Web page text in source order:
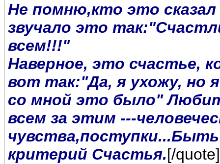
Не помню,кто это
звучало это
всем!!!"
Наверное, это счастье,
вот так:"Да, я ухожу, но
со мной это было"
всем за этим ---
критерий Счастья.[/quote]